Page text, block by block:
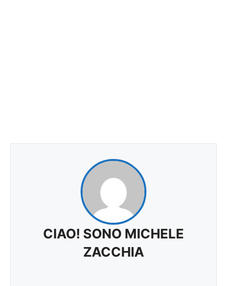
CIAO! SONO MICHELE
ZACCHIA